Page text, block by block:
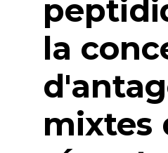
la
mixtes